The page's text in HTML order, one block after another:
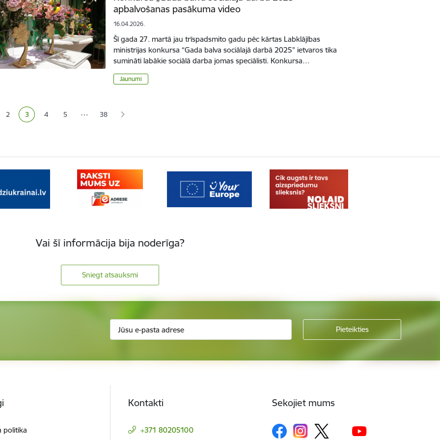
apbalvošanas pasākuma video
16.04.2026.
Šī gada 27. martā jau trīspadsmito gadu pēc kārtas Labklājības
ministrijas konkursa “Gada balva sociālajā darbā 2025” ietvaros tika
sumināti labākie sociālā darba jomas speciālisti. Konkursa…
Jaunumi
Lapa
2 Pašreizējā lapa
3 Lapa
4 Lapa
5 … 38
Vai šī informācija bija noderīga?
Sniegt atsauksmi
politika
Kontakti
+371 80205100
Sekojiet mums